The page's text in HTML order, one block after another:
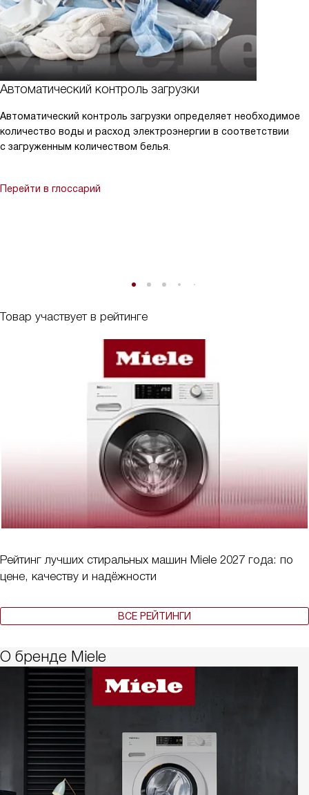
Товар участвует в рейтинге
Рейтинг лучших стиральных машин Miele 2027 года: по
цене, качеству и надёжности
ВСЕ РЕЙТИНГИ
Автоматический контроль загрузки
Автоматический контроль загрузки определяет необходимое
количество воды и расход электроэнергии в соответствии
с загруженным количеством белья.
Перейти в глоссарий
О бренде Miele